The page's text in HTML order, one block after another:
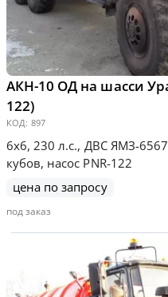
АКН-10 ОД на шасси
122)
КОД: 897
6х6, 230 л.с., ДВС ЯМЗ-
кубов, насос PNR-122
цена по запросу
под заказ